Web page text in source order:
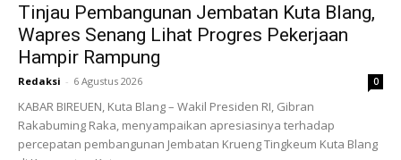
Tinjau Pembangunan Jembatan Kuta Blang,
Wapres Senang Lihat Progres Pekerjaan
Hampir Rampung
Redaksi - 6 Agustus 2026 0
KABAR BIREUEN, Kuta Blang – Wakil Presiden RI, Gibran
Rakabuming Raka, menyampaikan apresiasinya terhadap
percepatan pembangunan Jembatan Krueng Tingkeum Kuta Blang